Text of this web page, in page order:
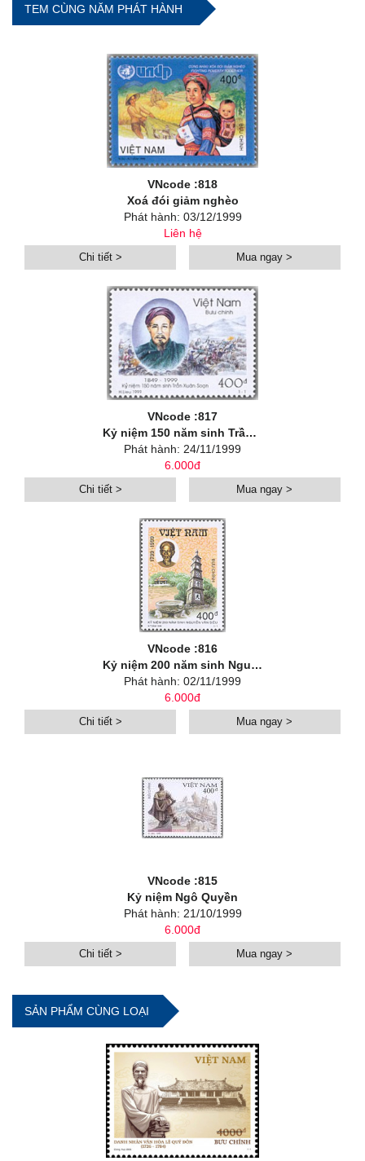
TEM CÙNG NĂM PHÁT HÀNH
VNcode :818
Xoá đói giảm nghèo
Phát hành: 03/12/1999
Liên hệ
Chi tiết > Mua ngay >
VNcode :817
Kỷ niệm 150 năm sinh Trần Xuân Soạn (1849 - 1999)
Phát hành: 24/11/1999
6.000đ
Chi tiết > Mua ngay >
VNcode :816
Kỷ niệm 200 năm sinh Nguyễn Văn Siêu
Phát hành: 02/11/1999
6.000đ
Chi tiết > Mua ngay >
VNcode :815
Kỷ niệm Ngô Quyền
Phát hành: 21/10/1999
6.000đ
Chi tiết > Mua ngay >
SẢN PHẨM CÙNG LOẠI